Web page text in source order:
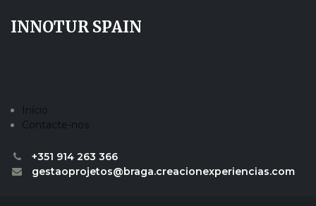
INNOTUR SPAIN
Início
Contacte-nos
+351 914 263 366
gestaoprojetos@braga.creacionexperiencias.com